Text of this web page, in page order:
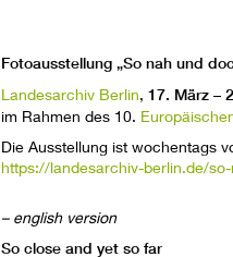
Fotoausstellung „So nah und
Landesarchiv Berlin,17. März –
im Rahmen des 10.
Die Ausstellung ist wochentags
https://landesarchiv-berlin.de/
– english version
So close and yet so far